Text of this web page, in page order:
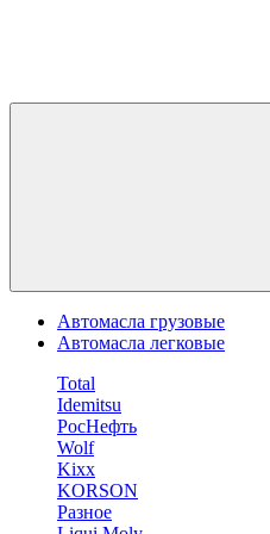
Автомасла грузовые
Автомасла легковые
Total
Idemitsu
РосНефть
Wolf
Kixx
KORSON
Разное